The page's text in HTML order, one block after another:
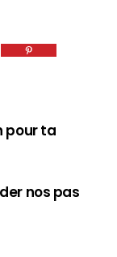
pour ta
nos pas